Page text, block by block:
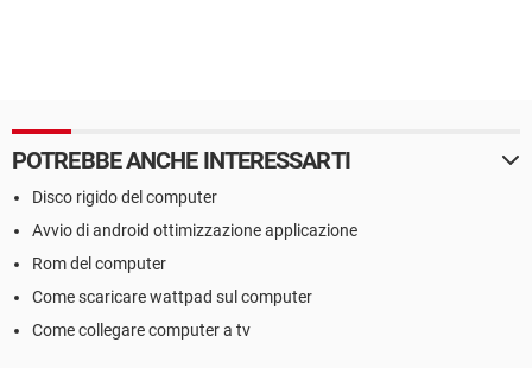
POTREBBE ANCHE INTERESSARTI
Disco rigido del computer
Avvio di android ottimizzazione applicazione
Rom del computer
Come scaricare wattpad sul computer
Come collegare computer a tv